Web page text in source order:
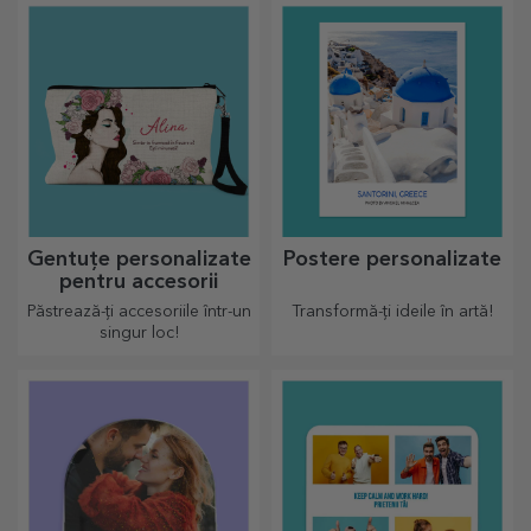
cele mai inedite reacții!
Gentuțe personalizate
pentru accesorii
Păstrează-ți accesoriile într-un
singur loc!
Postere personalizate
Transformă-ți ideile în artă!